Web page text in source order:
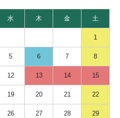
水 木 金 土
1
5 6 7 8
12 13 14 15
19 20 21 22
26 27 28 29